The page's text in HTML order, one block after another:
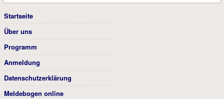
Startseite
Über uns
Programm
Anmeldung
Datenschutzerklärung
Meldebogen online